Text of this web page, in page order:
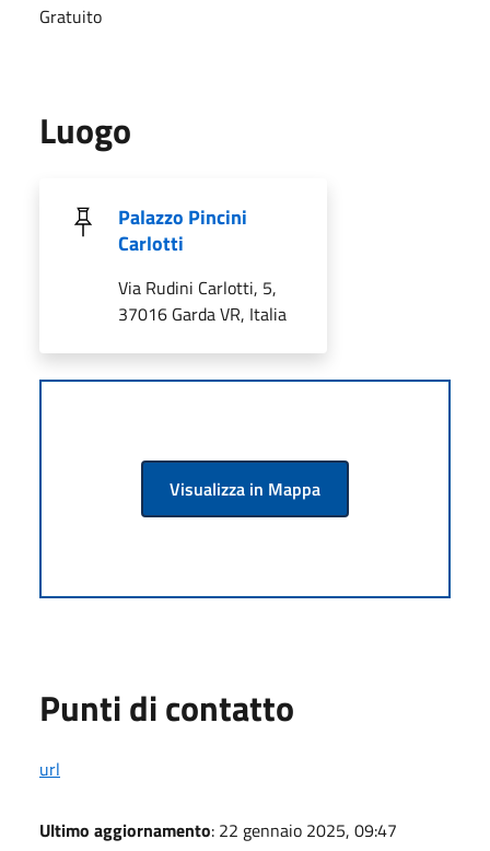
Gratuito
Luogo
Palazzo Pincini
Carlotti
Via Rudini Carlotti, 5,
37016 Garda VR, Italia
Visualizza in Mappa
Punti di contatto
url
Ultimo aggiornamento: 22 gennaio 2025, 09:47